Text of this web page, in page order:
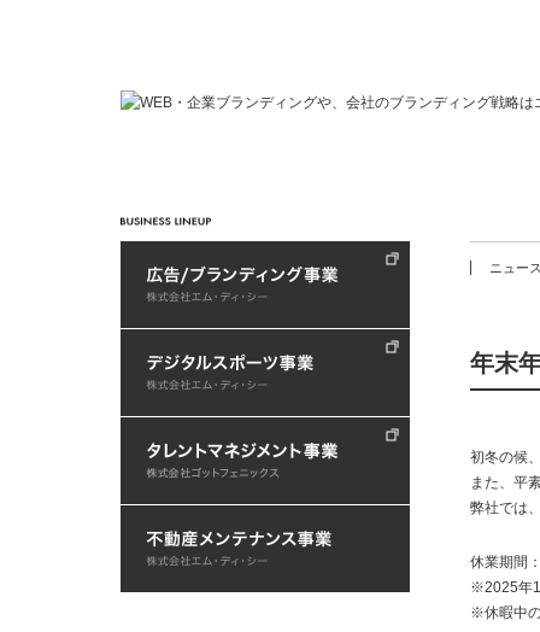
ニュー
年末
初冬の候
また、平
弊社では
休業期間
※2025年1
※休暇中